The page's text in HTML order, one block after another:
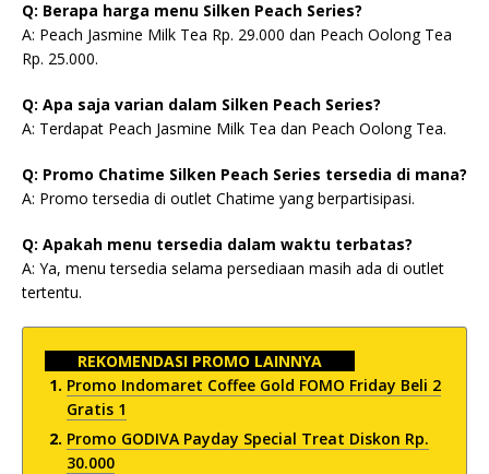
Q: Berapa harga menu Silken Peach Series?
A: Peach Jasmine Milk Tea Rp. 29.000 dan Peach Oolong Tea
Rp. 25.000.
Q: Apa saja varian dalam Silken Peach Series?
A: Terdapat Peach Jasmine Milk Tea dan Peach Oolong Tea.
Q: Promo Chatime Silken Peach Series tersedia di mana?
A: Promo tersedia di outlet Chatime yang berpartisipasi.
Q: Apakah menu tersedia dalam waktu terbatas?
A: Ya, menu tersedia selama persediaan masih ada di outlet
tertentu.
REKOMENDASI PROMO LAINNYA
Promo Indomaret Coffee Gold FOMO Friday Beli 2
Gratis 1
Promo GODIVA Payday Special Treat Diskon Rp.
30.000